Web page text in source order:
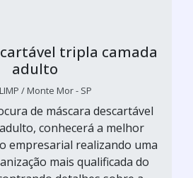
tripla camada
adulto
/ Monte Mor - SP
de máscara descartável
conhecerá a melhor
empresarial realizando uma
mais qualificada do